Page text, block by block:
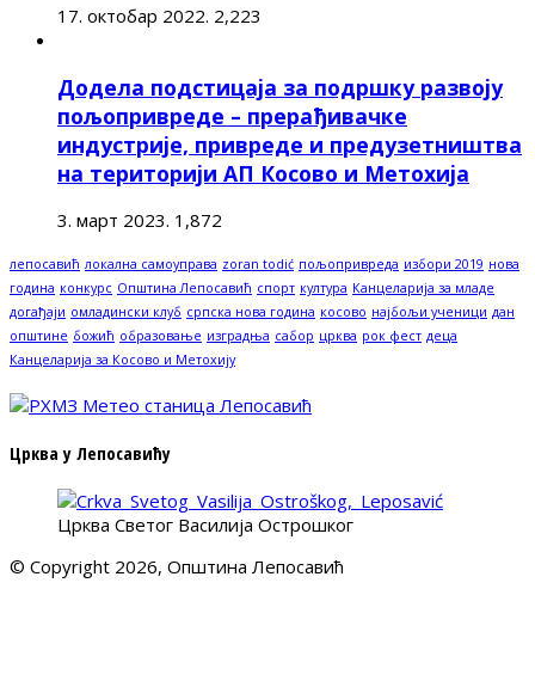
17. октобар 2022. 2,223
Додела подстицаја за подршку развоју
пољопривреде – прерађивачке
индустрије, привреде и предузетништва
на територији АП Косово и Метохија
3. март 2023. 1,872
лепосавић локална самоуправа zoran todić пољопривреда избори 2019 нова
година конкурс Општина Лепосавић спорт култура Канцеларија за младе
догађаји омладински клуб српска нова година косово најбољи ученици дан
општине божић образовање изградња сабор црква рок фест деца
Канцеларија за Косово и Метохију
Црква у Лепосавићу
Црква Светог Василија Острошког
© Copyright 2026, Општина Лепосавић